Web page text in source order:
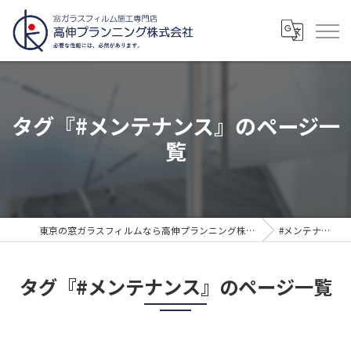
タグ『#メンテナンス』のページ一
覧
東京の窓ガラスフィルムなら高伸プランニング株式会社 #メンテナンス
タグ『#メンテナンス』のページ一覧